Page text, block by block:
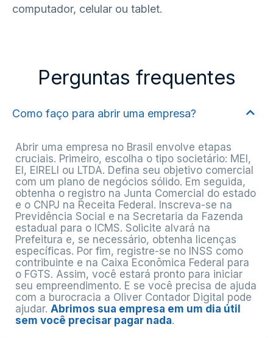
computador, celular ou tablet.
Perguntas frequentes
Como faço para abrir uma empresa?
Abrir uma empresa no Brasil envolve etapas
cruciais. Primeiro, escolha o tipo societário: MEI,
EI, EIRELI ou LTDA. Defina seu objetivo comercial
com um plano de negócios sólido. Em seguida,
obtenha o registro na Junta Comercial do estado
e o CNPJ na Receita Federal. Inscreva-se na
Previdência Social e na Secretaria da Fazenda
estadual para o ICMS. Solicite alvará na
Prefeitura e, se necessário, obtenha licenças
específicas. Por fim, registre-se no INSS como
contribuinte e na Caixa Econômica Federal para
o FGTS. Assim, você estará pronto para iniciar
seu empreendimento. E se você precisa de ajuda
com a burocracia a Oliver Contador Digital pode
ajudar. Abrimos sua empresa em um dia útil
sem você precisar pagar nada.